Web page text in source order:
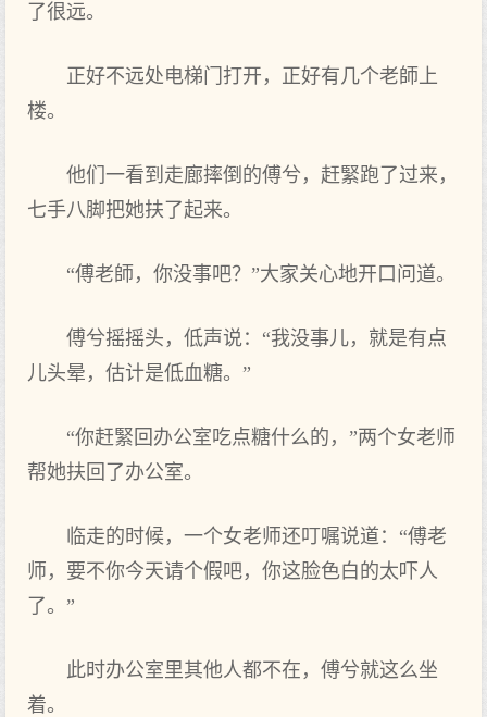
了很远。
正好不远处电梯门打开，正好有几个老師上
楼。
他们一看到走廊摔倒的傅兮，赶緊跑了过来，
七手八脚把她扶了起来。
“傅老師，你没事吧？”大家关心地开口问道。
傅兮摇摇头，低声说：“我没事儿，就是有点
儿头晕，估计是低血糖。”
“你赶緊回办公室吃点糖什么的，”两个女老师
帮她扶回了办公室。
临走的时候，一个女老师还叮嘱说道：“傅老
师，要不你今天请个假吧，你这脸色白的太吓人
了。”
此时办公室里其他人都不在，傅兮就这么坐
着。